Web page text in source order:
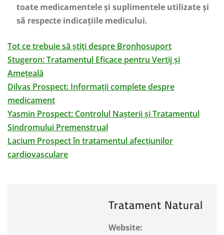
toate medicamentele și suplimentele utilizate și
să respecte indicațiile medicului.
Tot ce trebuie să știți despre Bronhosuport
Stugeron: Tratamentul Eficace pentru Vertij și
Amețeală
Dilvas Prospect: Informații complete despre
medicament
Yasmin Prospect: Controlul Nașterii și Tratamentul
Sindromului Premenstrual
Lacium Prospect în tratamentul afecțiunilor
cardiovasculare
Tratament Natural
Website: